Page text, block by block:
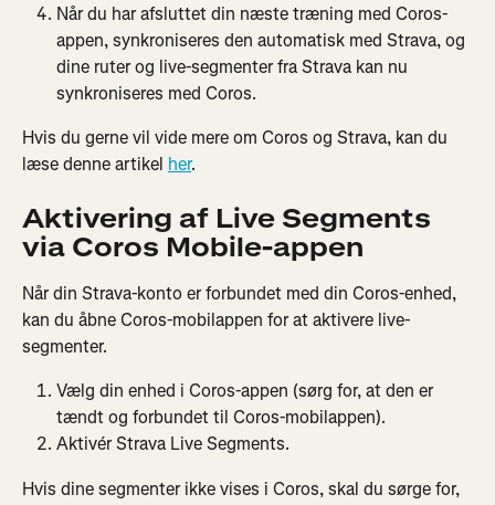
Når du har afsluttet din næste træning med Coros-
appen, synkroniseres den automatisk med Strava, og
dine ruter og live-segmenter fra Strava kan nu
synkroniseres med Coros.
Hvis du gerne vil vide mere om Coros og Strava, kan du
læse denne artikel her.
Aktivering af Live Segments
via Coros Mobile-appen
Når din Strava-konto er forbundet med din Coros-enhed,
kan du åbne Coros-mobilappen for at aktivere live-
segmenter.
Vælg din enhed i Coros-appen (sørg for, at den er
tændt og forbundet til Coros-mobilappen).
Aktivér Strava Live Segments.
Hvis dine segmenter ikke vises i Coros, skal du sørge for,